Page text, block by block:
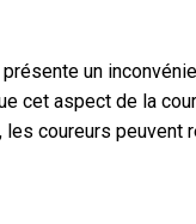
un
cet aspect de la
coureurs